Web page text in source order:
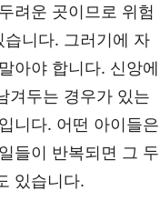
려운 곳이므로 위험
니다. 그러기에 자
아야 합니다. 신앙에
겨두는 경우가 있는
니다. 어떤 아이들은
들이 반복되면 그 두
있습니다.